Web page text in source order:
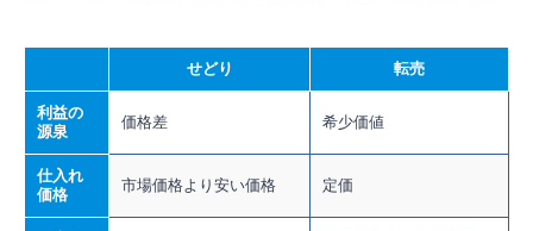
せどり 転売
利益の
源泉
価格差 希少価値
仕入れ
価格
市場価格より安い価格 定価